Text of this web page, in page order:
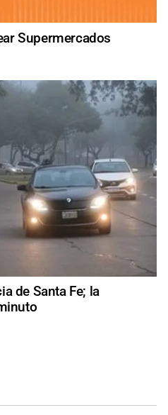
Supermercados
de Santa Fe; la